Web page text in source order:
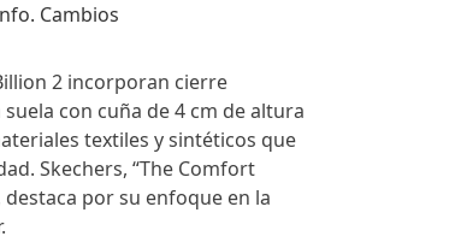
Cambios
2 incorporan cierre
con cuña de 4 cm de altura
textiles y sintéticos que
Skechers, “The Comfort
por su enfoque en la